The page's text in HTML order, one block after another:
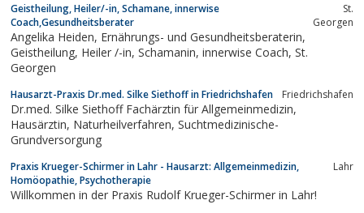
Geistheilung, Heiler/-in, Schamane, innerwise
Coach,Gesundheitsberater
St.
Georgen
Angelika Heiden, Ernährungs- und Gesundheitsberaterin,
Geistheilung, Heiler /-in, Schamanin, innerwise Coach, St.
Georgen
Hausarzt-Praxis Dr.med. Silke Siethoff in Friedrichshafen Friedrichshafen
Dr.med. Silke Siethoff Fachärztin für Allgemeinmedizin,
Hausärztin, Naturheilverfahren, Suchtmedizinische-
Grundversorgung
Praxis Krueger-Schirmer in Lahr - Hausarzt: Allgemeinmedizin,
Homöopathie, Psychotherapie
Lahr
Willkommen in der Praxis Rudolf Krueger-Schirmer in Lahr!